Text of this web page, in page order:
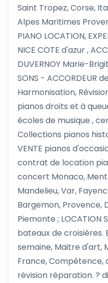
Saint Tropez, Corse,
Alpes Maritimes
PIANO LOCATION,
NICE COTE d'azur ,
DUVERNOY Marie-
SONS - ACCORDEUR
Harmonisation,
pianos droits et à
écoles de musique ,
Collections pianos
VENTE pianos
contrat de location
concert Monaco,
Mandelieu, Var,
Bargemon, Provence,
Piemonte ; LOCATION
bateaux de croisières.
semaine, Maitre d'art,
France, Compétence,
révision réparation. ?